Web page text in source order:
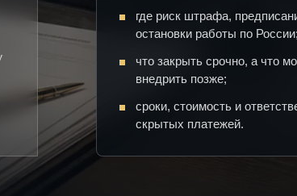
где риск штрафа,
остановки работы по России;
что закрыть срочно, а что
внедрить позже;
сроки, стоимость и
скрытых платежей.